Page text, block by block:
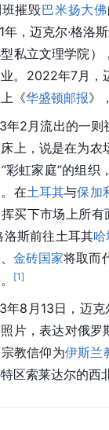
摧毁巴米扬大佛
年，迈克尔·格洛
私立文理学院）
。2022年7月，
《华盛顿邮报》
年2月流出的一则
上，说是在为农
彩虹家庭”的组
在土耳其与保加
买下市场上所有
洛斯前往土耳其
金砖国家将取而
[1]
年8月13日，迈克
片，表达对俄罗
教信仰为伊斯兰
区索莱达尔的西